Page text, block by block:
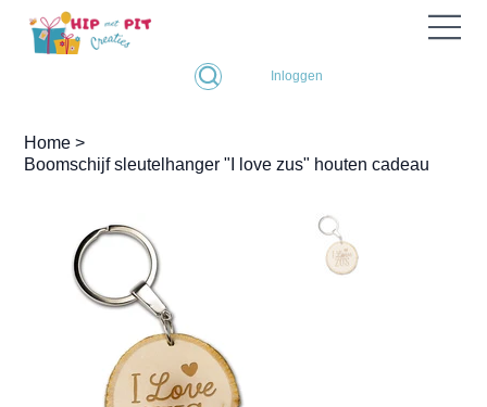
Inloggen
Home >
Boomschijf sleutelhanger "I love zus" houten cadeau